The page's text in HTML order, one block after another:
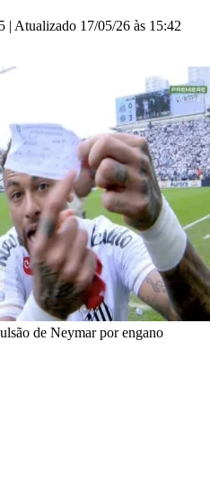
| Atualizado 17/05/26 às 15:42
de Neymar por engano